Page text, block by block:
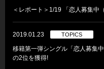
＜レポート＞1/19 「恋人募集中
2019.01.23 TOPICS
移籍第一弾シングル「恋人募集
の2位を獲得!